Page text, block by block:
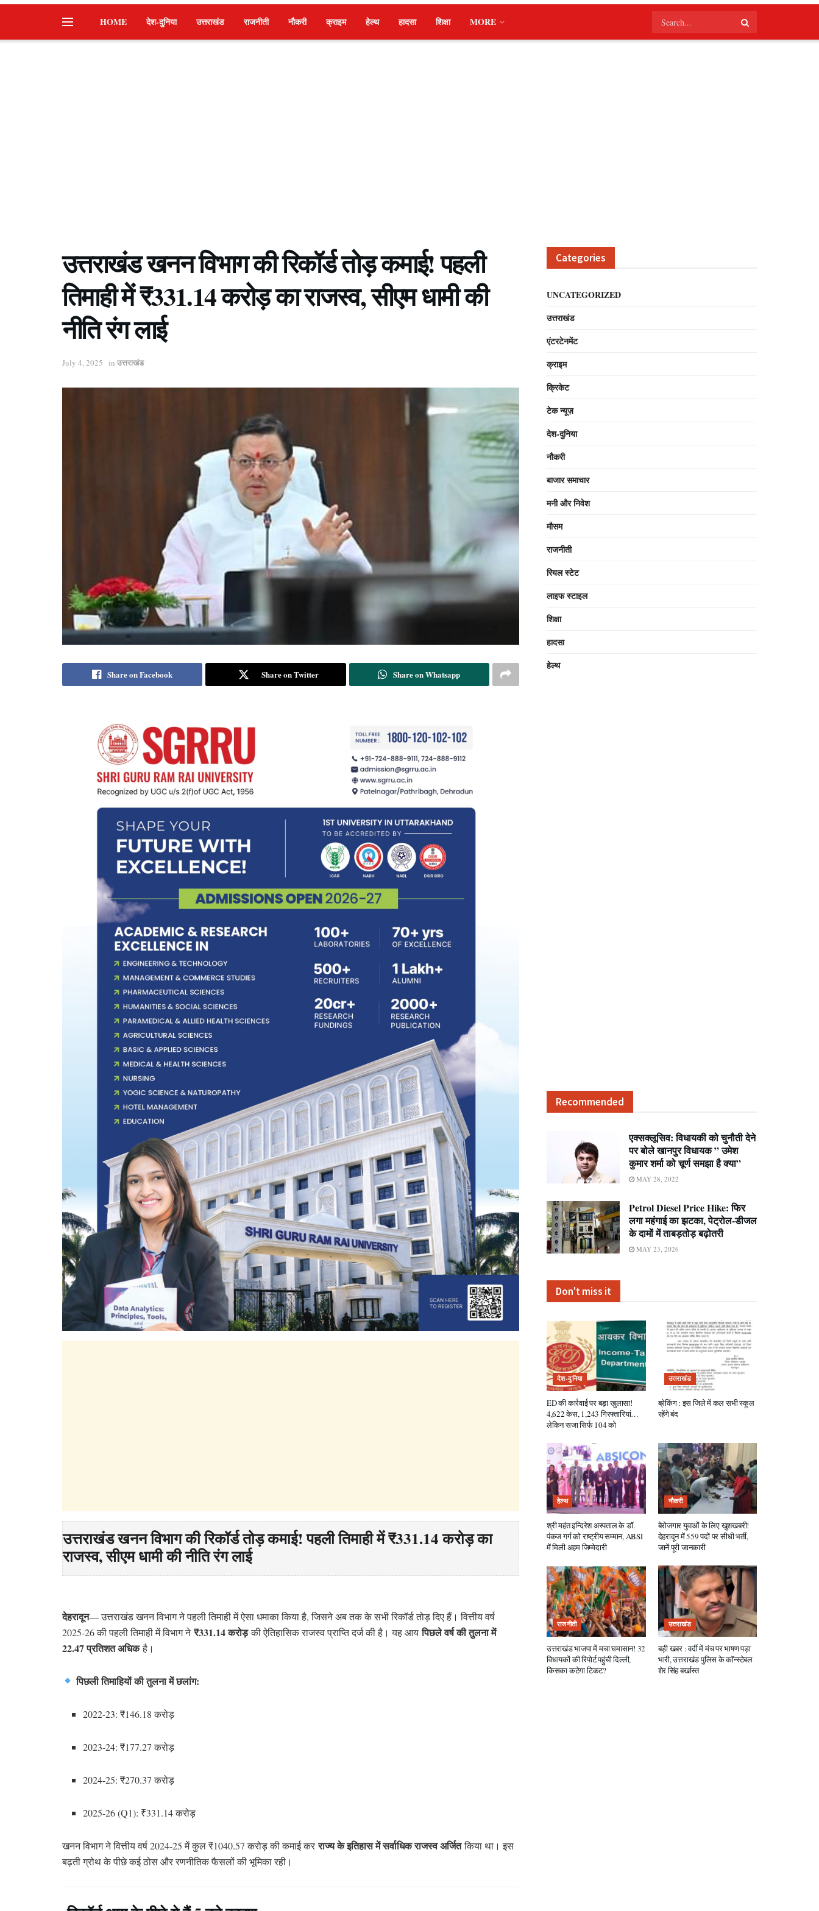
HOME देश-दुनिया उत्तराखंड राजनीती नौकरी क्राइम हेल्थ हादसा शिक्षा MORE
उत्तराखंड खनन विभाग की रिकॉर्ड तोड़ कमाई! पहली
तिमाही में ₹331.14 करोड़ का राजस्व, सीएम धामी की
नीति रंग लाई
July 4, 2025 in उत्तराखंड
Share on Facebook Share on Twitter Share on Whatsapp
उत्तराखंड खनन विभाग की रिकॉर्ड तोड़ कमाई! पहली तिमाही में ₹331.14 करोड़ का
राजस्व, सीएम धामी की नीति रंग लाई
देहरादून— उत्तराखंड खनन विभाग ने पहली तिमाही में ऐसा धमाका किया है, जिसने अब तक के सभी रिकॉर्ड तोड़ दिए हैं। वित्तीय वर्ष
2025-26 की पहली तिमाही में विभाग ने₹331.14 करोड़की ऐतिहासिक राजस्व प्राप्ति दर्ज की है। यह आयपिछले वर्ष की तुलना में
22.47 प्रतिशत अधिकहै।
पिछली तिमाहियों की तुलना में छलांग:
2022-23: ₹146.18 करोड़
2023-24: ₹177.27 करोड़
2024-25: ₹270.37 करोड़
2025-26 (Q1): ₹331.14 करोड़
खनन विभाग ने वित्तीय वर्ष 2024-25 में कुल ₹1040.57 करोड़ की कमाई करराज्य के इतिहास में सर्वाधिक राजस्व अर्जितकिया था। इस
बढ़ती ग्रोथ के पीछे कई ठोस और रणनीतिक फैसलों की भूमिका रही।
Categories
UNCATEGORIZED
उत्तराखंड
एंटरटेनमेंट
क्राइम
क्रिकेट
टेक न्यूज़
देश-दुनिया
नौकरी
बाजार समाचार
मनी और निवेश
मौसम
राजनीती
रियल स्टेट
लाइफ स्टाइल
शिक्षा
हादसा
हेल्थ
Recommended
एक्सक्लूसिव: विधायकी को चुनौती देने
पर बोले खानपुर विधायक ” उमेश
कुमार शर्मा को चूर्ण समझा है क्या”
MAY 28, 2022
Petrol Diesel Price Hike: फिर
लगा महंगाई का झटका, पेट्रोल-डीजल
के दामों में ताबड़तोड़ बढ़ोतरी
MAY 23, 2026
Don't miss it
देश-दुनिया
ED की कार्रवाई पर बड़ा खुलासा!
4,622 केस, 1,243 गिरफ्तारियां…
लेकिन सजा सिर्फ 104 को
उत्तराखंड
ब्रेकिंग : इस जिले में कल सभी स्कूल
रहेंगे बंद
हेल्थ
श्री महंत इन्दिरेश अस्पताल के डॉ.
पंकज गर्ग को राष्ट्रीय सम्मान, ABSI
में मिली अहम जिम्मेदारी
नौकरी
बेरोजगार युवाओं के लिए खुशखबरी!
देहरादून में 559 पदों पर सीधी भर्ती,
जानें पूरी जानकारी
राजनीती
उत्तराखंड भाजपा में मचा घमासान! 32
विधायकों की रिपोर्ट पहुंची दिल्ली,
किसका कटेगा टिकट?
उत्तराखंड
बड़ी खबर : वर्दी में मंच पर भाषण पड़ा
भारी, उत्तराखंड पुलिस के कॉन्स्टेबल
शेर सिंह बर्खास्त